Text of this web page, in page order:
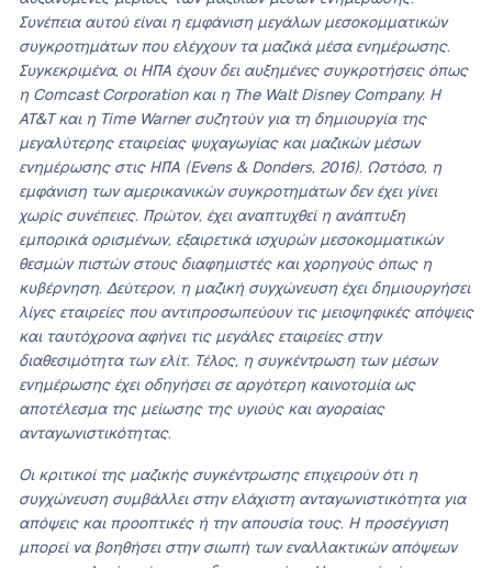
Συνέπεια αυτού είναι η εμφάνιση μεγάλων μεσοκομματικών
συγκροτημάτων που ελέγχουν τα μαζικά μέσα ενημέρωσης.
Συγκεκριμένα, οι ΗΠΑ έχουν δει αυξημένες συγκροτήσεις όπως
η Comcast Corporation και η The Walt Disney Company. Η
AT&T και η Time Warner συζητούν για τη δημιουργία της
μεγαλύτερης εταιρείας ψυχαγωγίας και μαζικών μέσων
ενημέρωσης στις ΗΠΑ (Evens & Donders, 2016). Ωστόσο, η
εμφάνιση των αμερικανικών συγκροτημάτων δεν έχει γίνει
χωρίς συνέπειες. Πρώτον, έχει αναπτυχθεί η ανάπτυξη
εμπορικά ορισμένων, εξαιρετικά ισχυρών μεσοκομματικών
θεσμών πιστών στους διαφημιστές και χορηγούς όπως η
κυβέρνηση. Δεύτερον, η μαζική συγχώνευση έχει δημιουργήσει
λίγες εταιρείες που αντιπροσωπεύουν τις μειοψηφικές απόψεις
και ταυτόχρονα αφήνει τις μεγάλες εταιρείες στην
διαθεσιμότητα των ελίτ. Τέλος, η συγκέντρωση των μέσων
ενημέρωσης έχει οδηγήσει σε αργότερη καινοτομία ως
αποτέλεσμα της μείωσης της υγιούς και αγοραίας
ανταγωνιστικότητας.
Οι κριτικοί της μαζικής συγκέντρωσης επιχειρούν ότι η
συγχώνευση συμβάλλει στην ελάχιστη ανταγωνιστικότητα για
απόψεις και προοπτικές ή την απουσία τους. Η προσέγγιση
μπορεί να βοηθήσει στην σιωπή των εναλλακτικών απόψεων